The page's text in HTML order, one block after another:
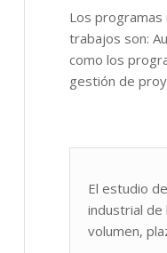
Los
trabajos son:
como los
gestión de
El estudio
industrial
volumen,